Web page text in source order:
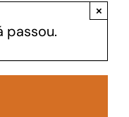
passou.
×